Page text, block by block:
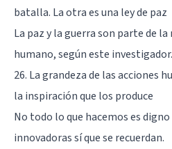
batalla. La otra es una ley de paz
La paz y la guerra son parte de
humano, según este investigador.
26. La grandeza de las acciones
la inspiración que los produce
No todo lo que hacemos es digno
innovadoras sí que se recuerdan.